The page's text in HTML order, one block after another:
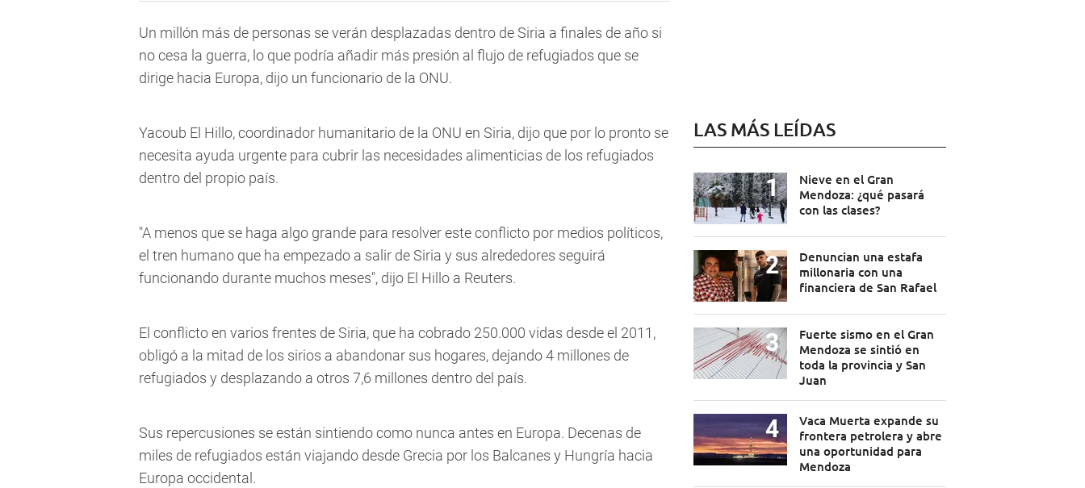
Un millón más de personas se verán desplazadas dentro de Siria a finales de año si
no cesa la guerra, lo que podría añadir más presión al flujo de refugiados que se
dirige hacia Europa, dijo un funcionario de la ONU.
Yacoub El Hillo, coordinador humanitario de la ONU en Siria, dijo que por lo pronto se
necesita ayuda urgente para cubrir las necesidades alimenticias de los refugiados
dentro del propio país.
"A menos que se haga algo grande para resolver este conflicto por medios políticos,
el tren humano que ha empezado a salir de Siria y sus alrededores seguirá
funcionando durante muchos meses", dijo El Hillo a Reuters.
El conflicto en varios frentes de Siria, que ha cobrado 250.000 vidas desde el 2011,
obligó a la mitad de los sirios a abandonar sus hogares, dejando 4 millones de
refugiados y desplazando a otros 7,6 millones dentro del país.
Sus repercusiones se están sintiendo como nunca antes en Europa. Decenas de
miles de refugiados están viajando desde Grecia por los Balcanes y Hungría hacia
Europa occidental.
LAS MÁS LEÍDAS
Nieve en el Gran
Mendoza: ¿qué pasará
con las clases?
Denuncian una estafa
millonaria con una
financiera de San Rafael
Fuerte sismo en el Gran
Mendoza se sintió en
toda la provincia y San
Juan
Vaca Muerta expande su
frontera petrolera y abre
una oportunidad para
Mendoza